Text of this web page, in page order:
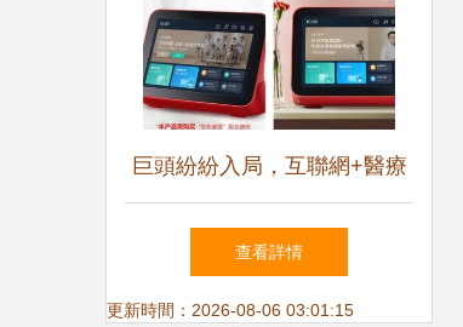
巨頭紛紛入局，互聯網+醫療
健康會重蹈社區團購的覆轍
嗎？
查看詳情
更新時間：2026-08-06 03:01:15